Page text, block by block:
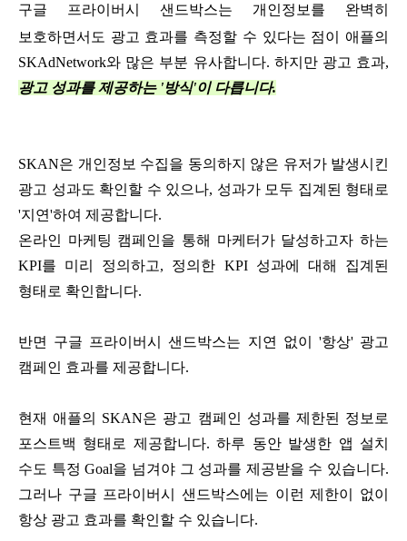
구글 프라이버시 샌드박스는 개인정보를 완벽히
보호하면서도 광고 효과를 측정할 수 있다는 점이 애플의
SKAdNetwork와 많은 부분 유사합니다. 하지만 광고 효과,
광고 성과를 제공하는 '방식'이 다릅니다.
SKAN은 개인정보 수집을 동의하지 않은 유저가 발생시킨
광고 성과도 확인할 수 있으나, 성과가 모두 집계된 형태로
'지연'하여 제공합니다.
온라인 마케팅 캠페인을 통해 마케터가 달성하고자 하는
KPI를 미리 정의하고, 정의한 KPI 성과에 대해 집계된
형태로 확인합니다.
반면 구글 프라이버시 샌드박스는 지연 없이 '항상' 광고
캠페인 효과를 제공합니다.
현재 애플의 SKAN은 광고 캠페인 성과를 제한된 정보로
포스트백 형태로 제공합니다. 하루 동안 발생한 앱 설치
수도 특정 Goal을 넘겨야 그 성과를 제공받을 수 있습니다.
그러나 구글 프라이버시 샌드박스에는 이런 제한이 없이
항상 광고 효과를 확인할 수 있습니다.